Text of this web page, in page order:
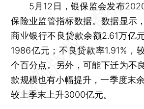
5月12日，银保监会发布
保险业监管指标数据。数据显示
商业银行不良贷款余额2.61万亿
1986亿元；不良贷款率1.91%，
个百分点。另外，可能下迁为不
款规模也有小幅提升，一季度末
较上季末上升3000亿元。